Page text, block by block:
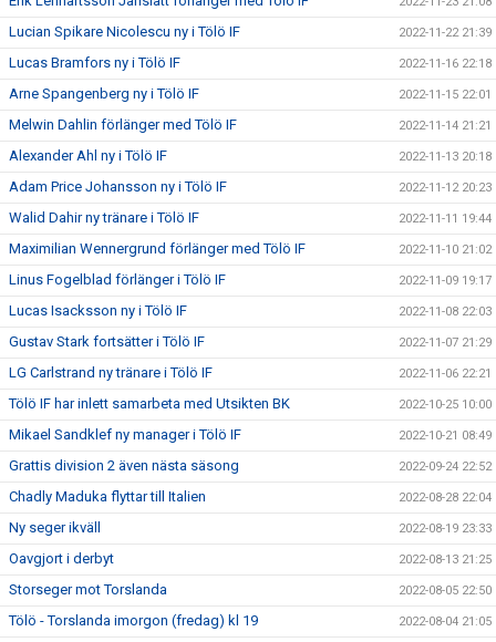
Lucian Spikare Nicolescu ny i Tölö IF 2022-11-22 21:39
Lucas Bramfors ny i Tölö IF 2022-11-16 22:18
Arne Spangenberg ny i Tölö IF 2022-11-15 22:01
Melwin Dahlin förlänger med Tölö IF 2022-11-14 21:21
Alexander Ahl ny i Tölö IF 2022-11-13 20:18
Adam Price Johansson ny i Tölö IF 2022-11-12 20:23
Walid Dahir ny tränare i Tölö IF 2022-11-11 19:44
Maximilian Wennergrund förlänger med Tölö IF 2022-11-10 21:02
Linus Fogelblad förlänger i Tölö IF 2022-11-09 19:17
Lucas Isacksson ny i Tölö IF 2022-11-08 22:03
Gustav Stark fortsätter i Tölö IF 2022-11-07 21:29
LG Carlstrand ny tränare i Tölö IF 2022-11-06 22:21
Tölö IF har inlett samarbeta med Utsikten BK 2022-10-25 10:00
Mikael Sandklef ny manager i Tölö IF 2022-10-21 08:49
Grattis division 2 även nästa säsong 2022-09-24 22:52
Chadly Maduka flyttar till Italien 2022-08-28 22:04
Ny seger ikväll 2022-08-19 23:33
Oavgjort i derbyt 2022-08-13 21:25
Storseger mot Torslanda 2022-08-05 22:50
Tölö - Torslanda imorgon (fredag) kl 19 2022-08-04 21:05